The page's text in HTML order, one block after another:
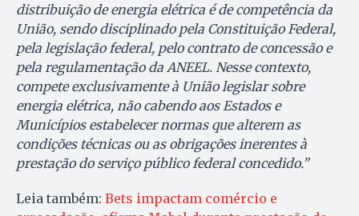
distribuição de energia elétrica é de competência da
União, sendo disciplinado pela Constituição Federal,
pela legislação federal, pelo contrato de concessão e
pela regulamentação da ANEEL. Nesse contexto,
compete exclusivamente à União legislar sobre
energia elétrica, não cabendo aos Estados e
Municípios estabelecer normas que alterem as
condições técnicas ou as obrigações inerentes à
prestação do serviço público federal concedido.”
Leia também: Bets impactam comércio e